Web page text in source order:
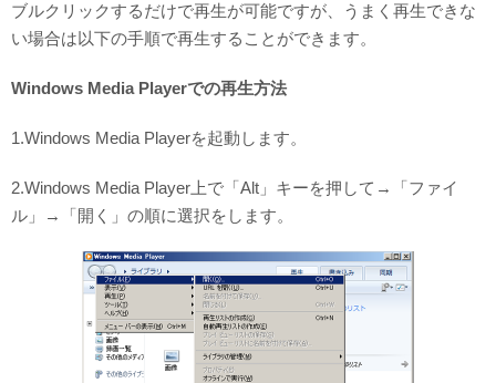
ブルクリックするだけで再生が可能ですが、うまく再生できな
い場合は以下の手順で再生することができます。
Windows Media Playerでの再生方法
1.Windows Media Playerを起動します。
2.Windows Media Player上で「Alt」キーを押して→「ファイ
ル」→「開く」の順に選択をします。